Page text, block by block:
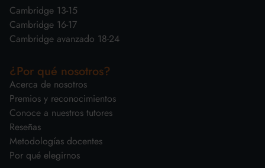
Cambridge 13-15
Cambridge 16-17
Cambridge avanzado 18-24
¿Por qué nosotros?
Acerca de nosotros
Premios y reconocimientos
Conoce a nuestros tutores
Reseñas
Metodologías docentes
Por qué elegirnos